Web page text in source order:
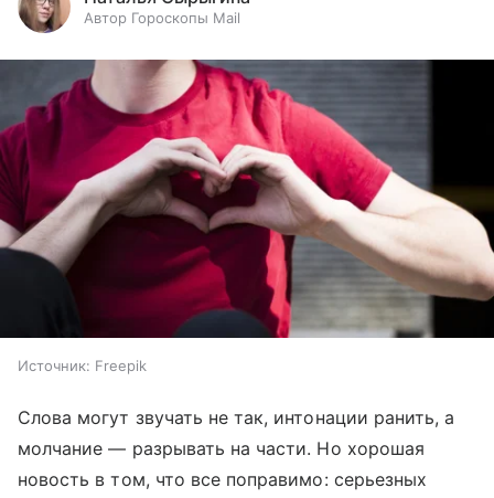
Автор Гороскопы Mail
Источник: Freepik
Слова могут звучать не так, интонации ранить, а
молчание — разрывать на части. Но хорошая
новость в том, что все поправимо: серьезных